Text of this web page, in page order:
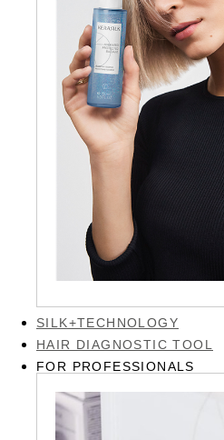
SILK+TECHNOLOGY
HAIR DIAGNOSTIC TOOL
FOR PROFESSIONALS